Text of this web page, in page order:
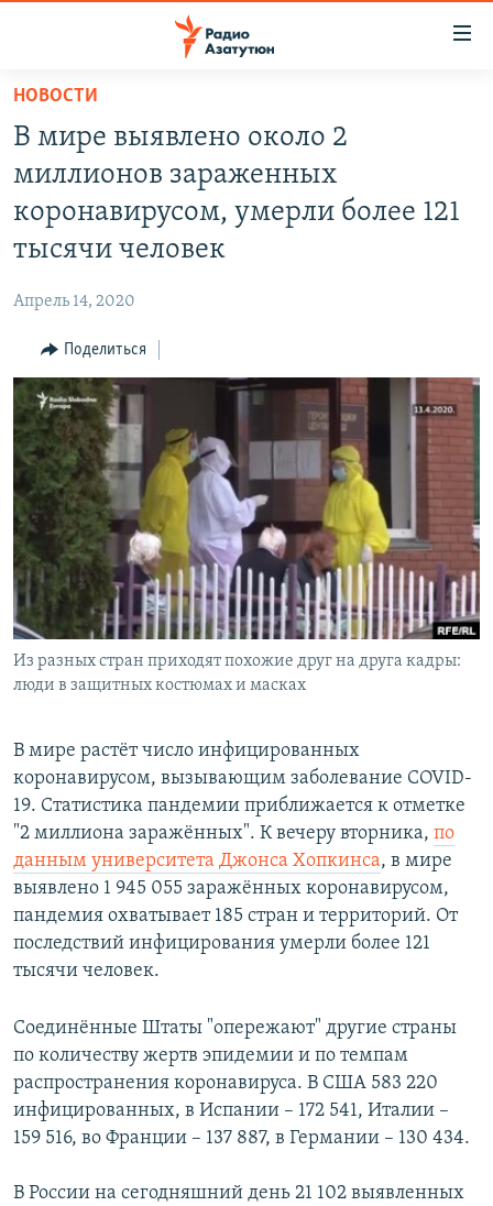
Перейти
основному
содержанию
основной
Перейти
поиску
НОВОСТИ
РЕГИОН
НАГОРНЫЙ КАРАБАХ
КУЛЬТУРА
СПОРТ
АРХИВ
Հայերեն
English
Русский
Все сайты Радио Азатутюн
НОВОСТИ
В мире выявлено около 2
миллионов зараженных
коронавирусом, умерли более 121
тысячи человек
Апрель 14, 2020
Поделиться
Из разных стран приходят похожие друг на друга кадры:
люди в защитных костюмах и масках
В мире растёт число инфицированных
коронавирусом, вызывающим заболевание COVID-
19. Статистика пандемии приближается к отметке
"2 миллиона заражённых". К вечеру вторника, по
данным университета Джонса Хопкинса, в мире
выявлено 1 945 055 заражённых коронавирусом,
пандемия охватывает 185 стран и территорий. От
последствий инфицирования умерли более 121
тысячи человек.
Соединённые Штаты "опережают" другие страны
по количеству жертв эпидемии и по темпам
распространения коронавируса. В США 583 220
инфицированных, в Испании – 172 541, Италии –
159 516, во Франции – 137 887, в Германии – 130 434.
В России на сегодняшний день 21 102 выявленных